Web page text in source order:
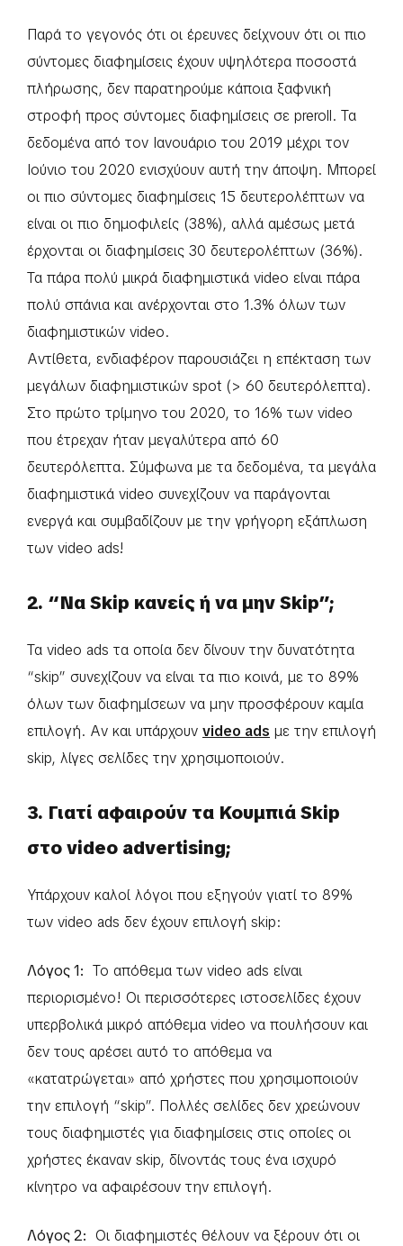
Παρά το γεγονός ότι οι έρευνες δείχνουν ότι οι πιο
σύντομες διαφημίσεις έχουν υψηλότερα ποσοστά
πλήρωσης, δεν παρατηρούμε κάποια ξαφνική
στροφή προς σύντομες διαφημίσεις σε preroll. Τα
δεδομένα από τον Ιανουάριο του 2019 μέχρι τον
Ιούνιο του 2020 ενισχύουν αυτή την άποψη. Μπορεί
οι πιο σύντομες διαφημίσεις 15 δευτερολέπτων να
είναι οι πιο δημοφιλείς (38%), αλλά αμέσως μετά
έρχονται οι διαφημίσεις 30 δευτερολέπτων (36%).
Τα πάρα πολύ μικρά διαφημιστικά video είναι πάρα
πολύ σπάνια και ανέρχονται στο 1.3% όλων των
διαφημιστικών video.
Αντίθετα, ενδιαφέρον παρουσιάζει η επέκταση των
μεγάλων διαφημιστικών spot (> 60 δευτερόλεπτα).
Στο πρώτο τρίμηνο του 2020, το 16% των video
που έτρεχαν ήταν μεγαλύτερα από 60
δευτερόλεπτα. Σύμφωνα με τα δεδομένα, τα μεγάλα
διαφημιστικά video συνεχίζουν να παράγονται
ενεργά και συμβαδίζουν με την γρήγορη εξάπλωση
των video ads!
2. “Να Skip κανείς ή να μην Skip”;
Τα video ads τα οποία δεν δίνουν την δυνατότητα
“skip” συνεχίζουν να είναι τα πιο κοινά, με το 89%
όλων των διαφημίσεων να μην προσφέρουν καμία
επιλογή. Αν και υπάρχουν video ads με την επιλογή
skip, λίγες σελίδες την χρησιμοποιούν.
3. Γιατί αφαιρούν τα Κουμπιά Skip
στο video advertising;
Υπάρχουν καλοί λόγοι που εξηγούν γιατί το 89%
των video ads δεν έχουν επιλογή skip:
Λόγος 1: Το απόθεμα των video ads είναι
περιορισμένο! Οι περισσότερες ιστοσελίδες έχουν
υπερβολικά μικρό απόθεμα video να πουλήσουν και
δεν τους αρέσει αυτό το απόθεμα να
«κατατρώγεται» από χρήστες που χρησιμοποιούν
την επιλογή “skip”. Πολλές σελίδες δεν χρεώνουν
τους διαφημιστές για διαφημίσεις στις οποίες οι
χρήστες έκαναν skip, δίνοντάς τους ένα ισχυρό
κίνητρο να αφαιρέσουν την επιλογή.
Λόγος 2: Οι διαφημιστές θέλουν να ξέρουν ότι οι